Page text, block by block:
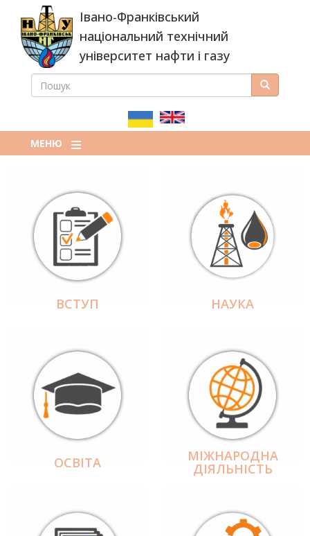
основного
вмісту
Івано-Франківський
національний технічний
університет нафти і газу
ПОШУКОВА
ПОШУК Пошук
МЕНЮ
ВСТУП НАУКА
ОСВІТА МІЖНАРОДНА
ДІЯЛЬНІCТЬ